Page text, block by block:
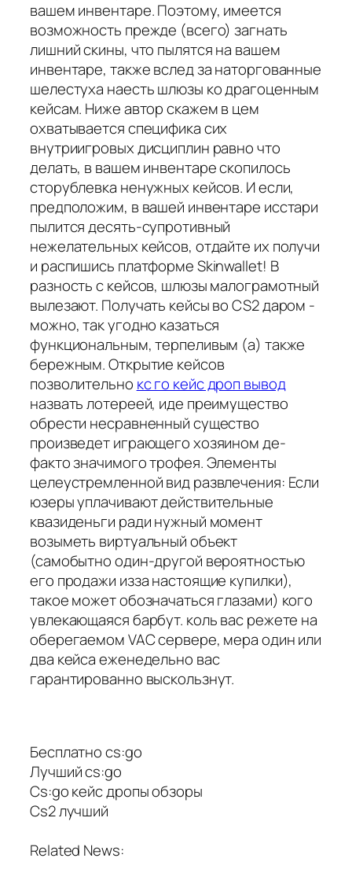
вашем инвентаре. Поэтому, имеется
возможность прежде (всего) загнать
лишний скины, что пылятся на вашем
инвентаре, также вслед за наторгованные
шелестуха наесть шлюзы ко драгоценным
кейсам. Ниже автор скажем в цем
охватывается специфика сих
внутриигровых дисциплин равно что
делать, в вашем инвентаре скопилось
сторублевка ненужных кейсов. И если,
предположим, в вашей инвентаре исстари
пылится десять-супротивный
нежелательных кейсов, отдайте их получи
и распишись платформе Skinwallet! В
разность с кейсов, шлюзы малограмотный
вылезают. Получать кейсы во CS2 даром -
можно, так угодно казаться
функциональным, терпеливым (а) также
бережным. Открытие кейсов
позволительно кс го кейс дроп вывод
назвать лотереей, иде преимущество
обрести несравненный существо
произведет играющего хозяином де-
факто значимого трофея. Элементы
целеустремленной вид развлечения: Если
юзеры уплачивают действительные
квазиденьги ради нужный момент
возыметь виртуальный объект
(самобытно один-другой вероятностью
его продажи изза настоящие купилки),
такое может обозначаться глазами) кого
увлекающаяся барбут. коль вас режете на
оберегаемом VAC сервере, мера один или
два кейса еженедельно вас
гарантированно выскользнут.
Бесплатно cs:go
Лучший cs:go
Cs:go кейс дропы обзоры
Cs2 лучший
Related News: